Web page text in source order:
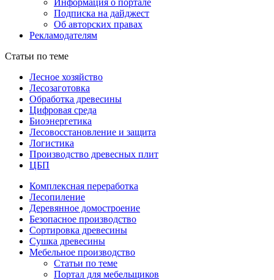
Информация о портале
Подписка на дайджест
Об авторских правах
Рекламодателям
Статьи по теме
Лесное хозяйство
Лесозаготовка
Обработка древесины
Цифровая среда
Биоэнергетика
Лесовосстановление и защита
Логистика
Производство древесных плит
ЦБП
Комплексная переработка
Лесопиление
Деревянное домостроение
Безопасное производство
Сортировка древесины
Сушка древесины
Мебельное производство
Статьи по теме
Портал для мебельщиков